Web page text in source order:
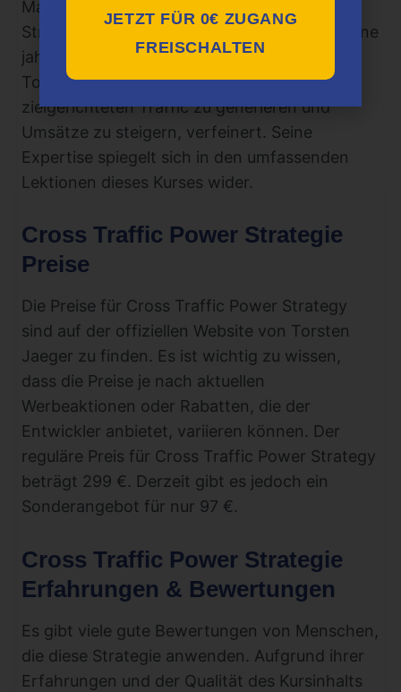
Marketing-Experten, der mit seiner Traffic-
Strategie große Erfolge erzielt hat. Durch seine
jahrelange Erfahrung in diesem Bereich hat
Torsten Jaeger seine Fähigkeiten,
zielgerichteten Traffic zu generieren und
Umsätze zu steigern, verfeinert. Seine
Expertise spiegelt sich in den umfassenden
Lektionen dieses Kurses wider.
Cross Traffic Power Strategie
Preise
Die Preise für Cross Traffic Power Strategy
sind auf der offiziellen Website von Torsten
Jaeger zu finden. Es ist wichtig zu wissen,
dass die Preise je nach aktuellen
Werbeaktionen oder Rabatten, die der
Entwickler anbietet, variieren können. Der
reguläre Preis für Cross Traffic Power Strategy
beträgt 299 €. Derzeit gibt es jedoch ein
Sonderangebot für nur 97 €.
Cross Traffic Power Strategie
Erfahrungen & Bewertungen
Es gibt viele gute Bewertungen von Menschen,
die diese Strategie anwenden. Aufgrund ihrer
Erfahrungen und der Qualität des Kursinhalts
JETZT FÜR 0€ ZUGANG
FREISCHALTEN